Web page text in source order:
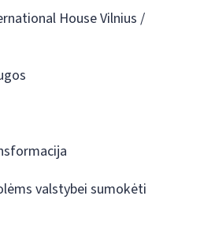
House Vilnius /
valstybei sumokėti